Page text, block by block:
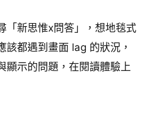
「新思惟x問答」，想地毯式
該都遇到畫面 lag 的狀況，
顯示的問題，在閱讀體驗上